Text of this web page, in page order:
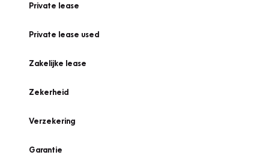
Private lease
Private lease used
Zakelijke lease
Zekerheid
Verzekering
Garantie